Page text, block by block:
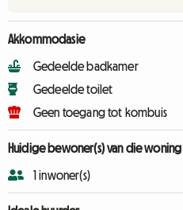
Akkommodasie
Gedeelde badkamer
Gedeelde toilet
Geen toegang tot kombuis
Huidige bewoner(s) van die woning
1 inwoner(s)